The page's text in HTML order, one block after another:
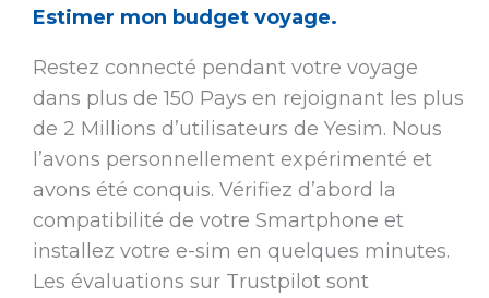
Estimer mon budget voyage.
Restez connecté pendant votre voyage
dans plus de 150 Pays en rejoignant les plus
de 2 Millions d’utilisateurs de Yesim. Nous
l’avons personnellement expérimenté et
avons été conquis. Vérifiez d’abord la
compatibilité de votre Smartphone et
installez votre e-sim en quelques minutes.
Les évaluations sur Trustpilot sont